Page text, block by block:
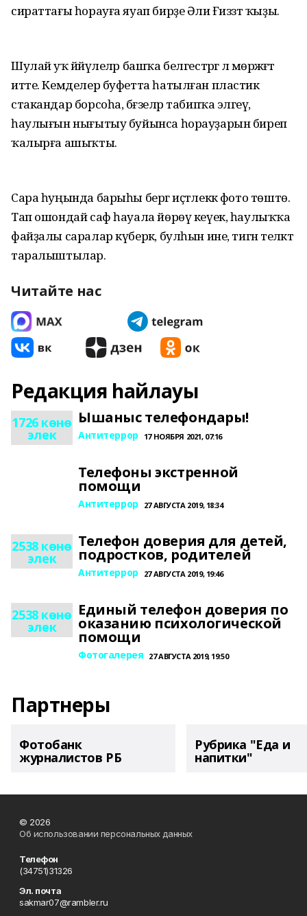
сираттағы һорауға яуап бирҙе Әлиә Ғиззәт ҡыҙы.
Шулай уҡ йәйәүлеләр башҡа белгестәргә лә мөрәжәғәт
итте. Кемделер буфетта һатылған пластик
стакандар борсоһа, бәғзеләр табипҡа эләгеү,
һаулығын нығытыу буйынса һорауҙарын биреп
ҡалырға ашыҡты.
Сара һуңында барыһы бергә иҫтәлеккә фото төштө.
Тап ошондай саф һауала йөрөү кеүек, һаулыҡҡа
файҙалы саралар күберәк, булһын ине, тигән теләктә
таралыштылар.
Читайте нас
Редакция һайлауы
1726 көнө
элек
Ышаныс телефондары!
Антитеррор 17 НОЯБРЯ 2021, 07:16
Телефоны экстренной
помощи
Антитеррор 27 АВГУСТА 2019, 18:34
2538 көнө
элек
Телефон доверия для детей,
подростков, родителей
Антитеррор 27 АВГУСТА 2019, 19:46
2538 көнө
элек
Единый телефон доверия по
оказанию психологической
помощи
Фотогалерея 27 АВГУСТА 2019, 19:50
Партнеры
Фотобанк
журналистов РБ
Рубрика "Еда и
напитки"
© 2026
Об использовании персональных данных
Телефон
(34751)31326
Эл. почта
sakmar07@rambler.ru